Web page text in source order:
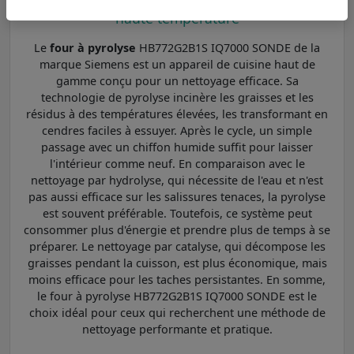
haute température
Le four à pyrolyse HB772G2B1S IQ7000 SONDE de la
marque Siemens est un appareil de cuisine haut de
gamme conçu pour un nettoyage efficace. Sa
technologie de pyrolyse incinère les graisses et les
résidus à des températures élevées, les transformant en
cendres faciles à essuyer. Après le cycle, un simple
passage avec un chiffon humide suffit pour laisser
l'intérieur comme neuf. En comparaison avec le
nettoyage par hydrolyse, qui nécessite de l'eau et n'est
pas aussi efficace sur les salissures tenaces, la pyrolyse
est souvent préférable. Toutefois, ce système peut
consommer plus d'énergie et prendre plus de temps à se
préparer. Le nettoyage par catalyse, qui décompose les
graisses pendant la cuisson, est plus économique, mais
moins efficace pour les taches persistantes. En somme,
le four à pyrolyse HB772G2B1S IQ7000 SONDE est le
choix idéal pour ceux qui recherchent une méthode de
nettoyage performante et pratique.